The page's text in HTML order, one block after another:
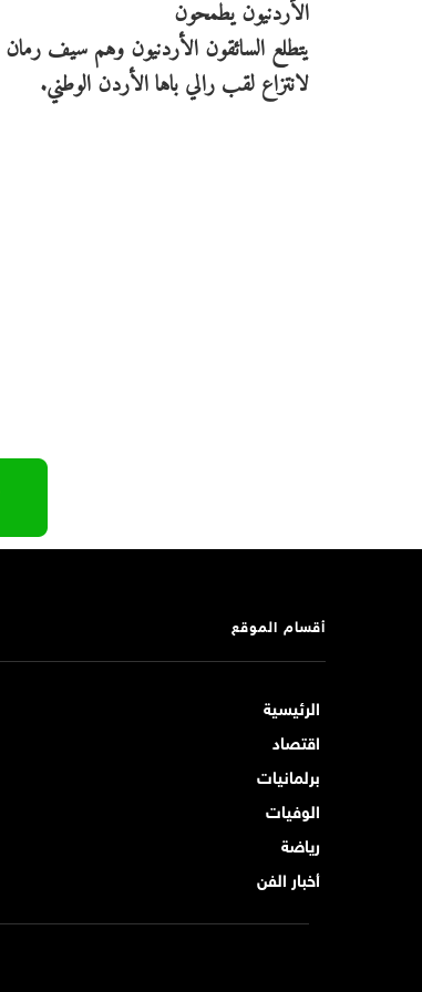
الأردنيون يطمحون
يتطلع السائقون الأردنيون وهم سيف
لانتزاع لقب رالي باها الأردن الوطني.
أقسام الموقع
الرئيسية
اقتصاد
برلمانيات
الوفيات
رياضة
أخبار الفن